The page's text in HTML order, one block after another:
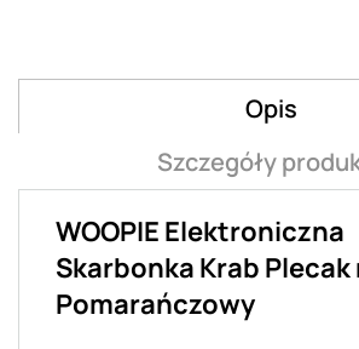
Opis
Szczegóły
WOOPIE Elektroniczna
Skarbonka Krab Plecak
Pomarańczowy